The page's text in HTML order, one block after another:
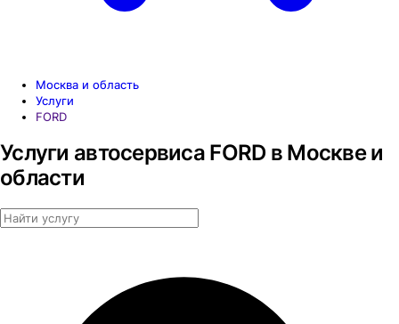
Москва и область
Услуги
FORD
Услуги автосервиса FORD в Москве и
области